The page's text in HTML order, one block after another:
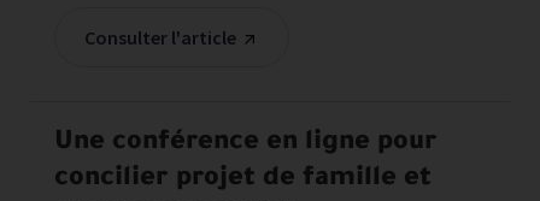
Consulter l'article
Une conférence en ligne pour
concilier projet de famille et